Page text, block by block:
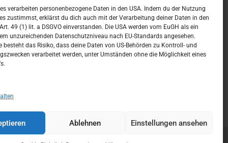
verarbeiten personenbezogene Daten in den USA. Indem du der Nutzung
zustimmst, erklärst du dich auch mit der Verarbeitung deiner Daten in den
49 (1) lit. a DSGVO einverstanden. Die USA werden vom EuGH als ein
unzureichenden Datenschutzniveau nach EU-Standards angesehen.
besteht das Risiko, dass deine Daten von US-Behörden zu Kontroll- und
verarbeitet werden, unter Umständen ohne die Möglichkeit eines
Ablehnen Einstellungen ansehen
10 11 12 13 14 15 16
17 18 19 20 21 22
24 25 26 27 28 29 30